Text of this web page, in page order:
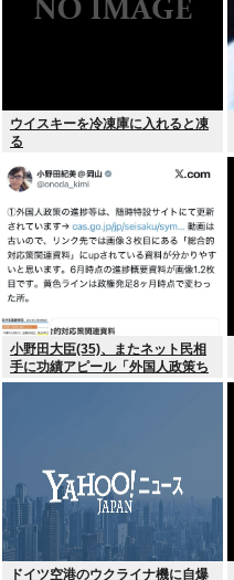
ウイスキーを冷凍庫に入れると凍
る
小野田大臣(35)、またネット民相
手に功績アピール「外国人政策ち
ゃんとやってます」www
ドイツ空港のウクライナ機に自爆